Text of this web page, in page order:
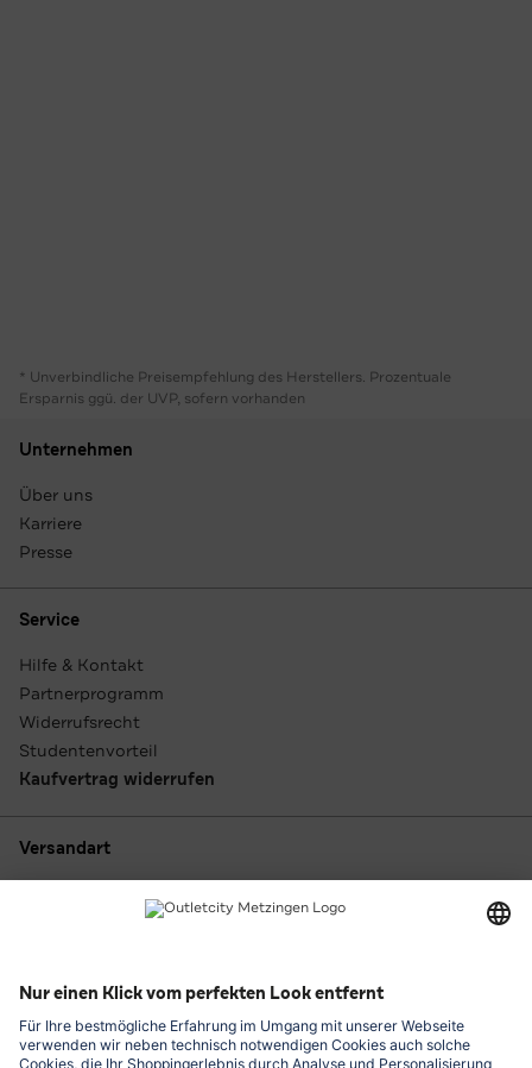
* Unverbindliche Preisempfehlung des Herstellers. Prozentuale
Ersparnis ggü. der UVP, sofern vorhanden
Unternehmen
Über uns
Karriere
Presse
Service
Hilfe & Kontakt
Partnerprogramm
Widerrufsrecht
Studentenvorteil
Kaufvertrag widerrufen
Versandart